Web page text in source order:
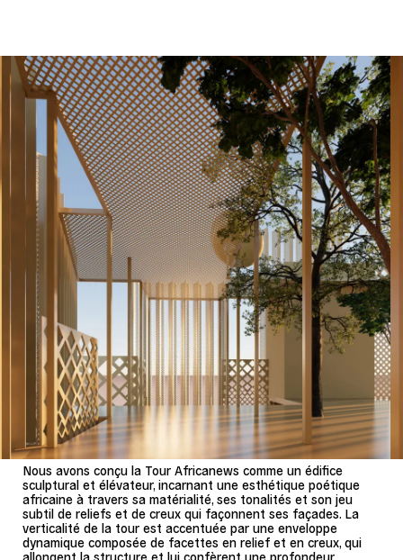
Nous avons conçu la Tour Africanews comme un édifice
sculptural et élévateur, incarnant une esthétique poétique
africaine à travers sa matérialité, ses tonalités et son jeu
subtil de reliefs et de creux qui façonnent ses façades. La
verticalité de la tour est accentuée par une enveloppe
dynamique composée de facettes en relief et en creux, qui
allongent la structure et lui confèrent une profondeur